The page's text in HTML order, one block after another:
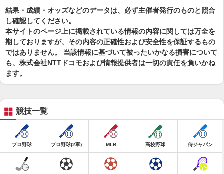
結果・成績・オッズなどのデータは、必ず主催者発行のものと照合
し確認してください。
本サイトのページ上に掲載されている情報の内容に関しては万全を
期しておりますが、その内容の正確性および安全性を保証するもの
ではありません。 当該情報に基づいて被ったいかなる損害について
も、株式会社NTTドコモおよび情報提供者は一切の責任を負いかね
ます。
競技一覧
プロ野球 プロ野球(2軍) MLB 高校野球 侍ジャパン